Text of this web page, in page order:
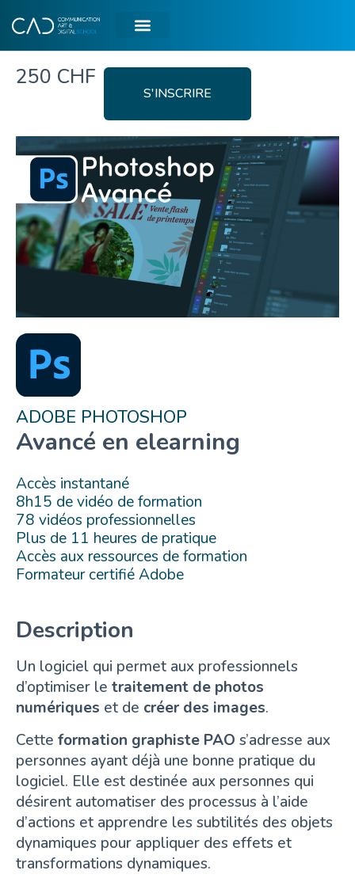
250 CHF
S'INSCRIRE
ADOBE PHOTOSHOP
Avancé en elearning
Accès instantané
8h15 de vidéo de formation
78 vidéos professionnelles
Plus de 11 heures de pratique
Accès aux ressources de formation
Formateur certifié Adobe
Description
Un logiciel qui permet aux professionnels
d’optimiser le traitement de photos
numériques et de créer des images.
Cette formation graphiste PAO s’adresse aux
personnes ayant déjà une bonne pratique du
logiciel. Elle est destinée aux personnes qui
désirent automatiser des processus à l’aide
d’actions et apprendre les subtilités des objets
dynamiques pour appliquer des effets et
transformations dynamiques.